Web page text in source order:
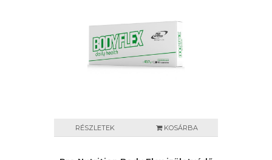
RÉSZLETEK KOSÁRBA